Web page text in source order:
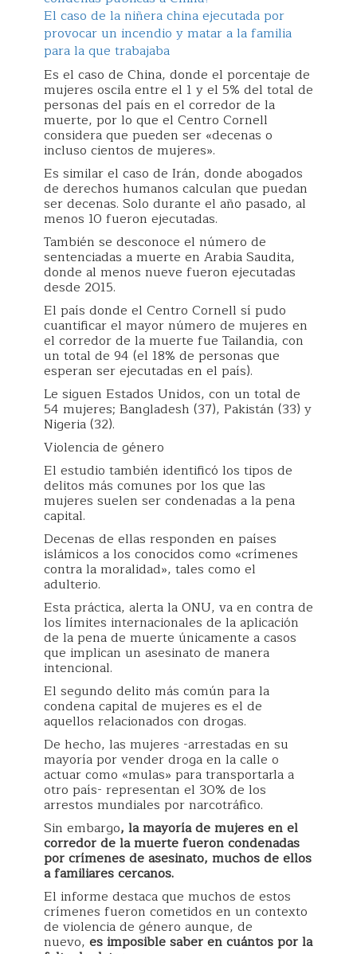
El caso de la niñera china ejecutada por
provocar un incendio y matar a la familia
para la que trabajaba
Es el caso de China, donde el porcentaje de
mujeres oscila entre el 1 y el 5% del total de
personas del país en el corredor de la
muerte, por lo que el Centro Cornell
considera que pueden ser «decenas o
incluso cientos de mujeres».
Es similar el caso de Irán, donde abogados
de derechos humanos calculan que puedan
ser decenas. Solo durante el año pasado, al
menos 10 fueron ejecutadas.
También se desconoce el número de
sentenciadas a muerte en Arabia Saudita,
donde al menos nueve fueron ejecutadas
desde 2015.
El país donde el Centro Cornell sí pudo
cuantificar el mayor número de mujeres en
el corredor de la muerte fue Tailandia, con
un total de 94 (el 18% de personas que
esperan ser ejecutadas en el país).
Le siguen Estados Unidos, con un total de
54 mujeres; Bangladesh (37), Pakistán (33) y
Nigeria (32).
Violencia de género
El estudio también identificó los tipos de
delitos más comunes por los que las
mujeres suelen ser condenadas a la pena
capital.
Decenas de ellas responden en países
islámicos a los conocidos como «crímenes
contra la moralidad», tales como el
adulterio.
Esta práctica, alerta la ONU, va en contra de
los límites internacionales de la aplicación
de la pena de muerte únicamente a casos
que implican un asesinato de manera
intencional.
El segundo delito más común para la
condena capital de mujeres es el de
aquellos relacionados con drogas.
De hecho, las mujeres -arrestadas en su
mayoría por vender droga en la calle o
actuar como «mulas» para transportarla a
otro país- representan el 30% de los
arrestos mundiales por narcotráfico.
Sin embargo, la mayoría de mujeres en el
corredor de la muerte fueron condenadas
por crímenes de asesinato, muchos de ellos
a familiares cercanos.
El informe destaca que muchos de estos
crímenes fueron cometidos en un contexto
de violencia de género aunque, de
nuevo, es imposible saber en cuántos por la